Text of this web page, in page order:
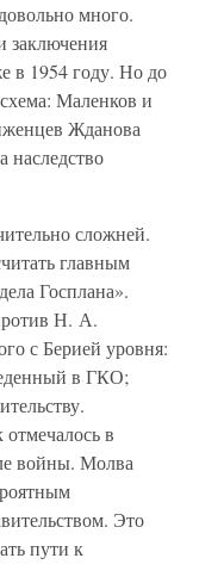
много.
заключения
в 1954 году. Но до
Маленков и
Жданова
наследство
сложней.
главным
Госплана».
Н. А.
с Берией уровня:
в ГКО;
в
войны. Молва
Это
пути к